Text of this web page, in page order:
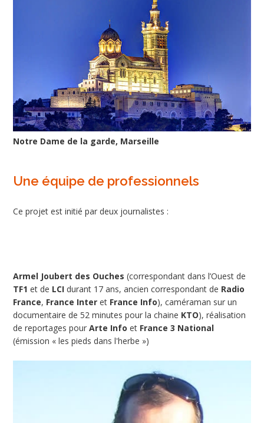
Notre Dame de la garde, Marseille
Une équipe de professionnels
Ce projet est initié par deux journalistes :
Armel Joubert des Ouches (correspondant dans l’Ouest de
TF1 et de LCI durant 17 ans, ancien correspondant de Radio
France, France Inter et France Info), caméraman sur un
documentaire de 52 minutes pour la chaine KTO), réalisation
de reportages pour Arte Info et France 3 National
(émission « les pieds dans l'herbe »)